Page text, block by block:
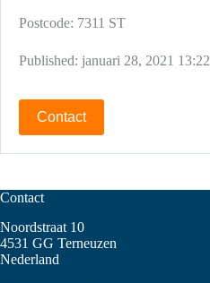
Postcode: 7311 ST
Published: januari 28, 2021 13:22
Contact
Contact
Noordstraat 10
4531 GG Terneuzen
Nederland